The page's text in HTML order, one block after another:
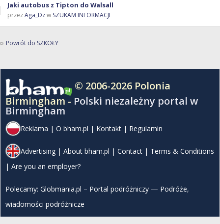
Jaki autobus z Tipton do Walsall
przezAga_Dzw SZUKAM INFORMACJI
Powrót do SZKOŁY
© 2006-2026 Polonia
Birmingham - Polski niezależny portal w
Birmingham
Reklama | O bham.pl | Kontakt | Regulamin
Advertising | About bham.pl | Contact | Terms & Conditions
| Are you an employer?
Polecamy: Globmania.pl – Portal podróżniczy — Podróże,
wiadomości podróżnicze